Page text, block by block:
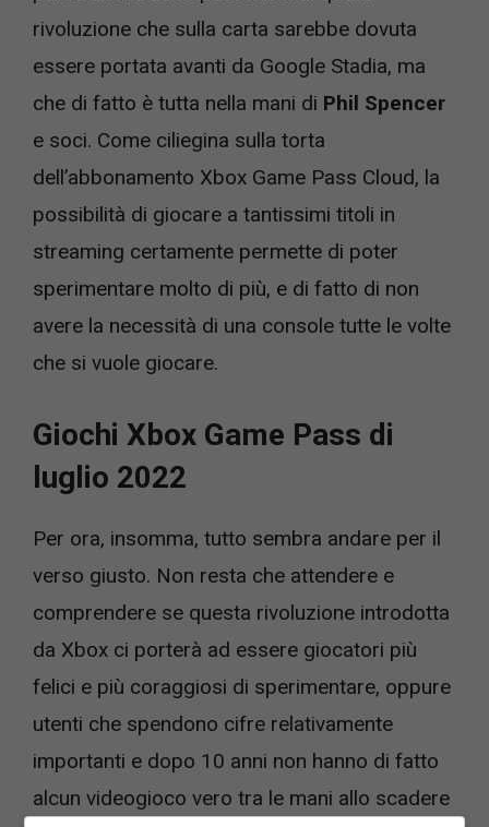
rivoluzione che sulla carta sarebbe dovuta
essere portata avanti da Google Stadia, ma
che di fatto è tutta nella mani di Phil Spencer
e soci. Come ciliegina sulla torta
dell’abbonamento Xbox Game Pass Cloud, la
possibilità di giocare a tantissimi titoli in
streaming certamente permette di poter
sperimentare molto di più, e di fatto di non
avere la necessità di una console tutte le volte
che si vuole giocare.
Giochi Xbox Game Pass di
luglio 2022
Per ora, insomma, tutto sembra andare per il
verso giusto. Non resta che attendere e
comprendere se questa rivoluzione introdotta
da Xbox ci porterà ad essere giocatori più
felici e più coraggiosi di sperimentare, oppure
utenti che spendono cifre relativamente
importanti e dopo 10 anni non hanno di fatto
alcun videogioco vero tra le mani allo scadere